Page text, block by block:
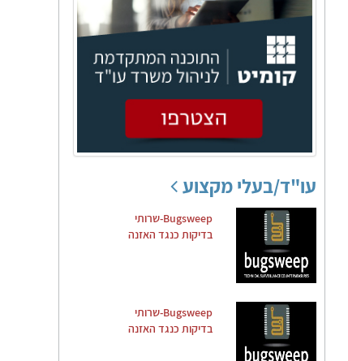
עו"ד/בעלי מקצוע
Bugsweep-שרותי
בדיקות כנגד האזנה
Bugsweep-שרותי
בדיקות כנגד האזנה